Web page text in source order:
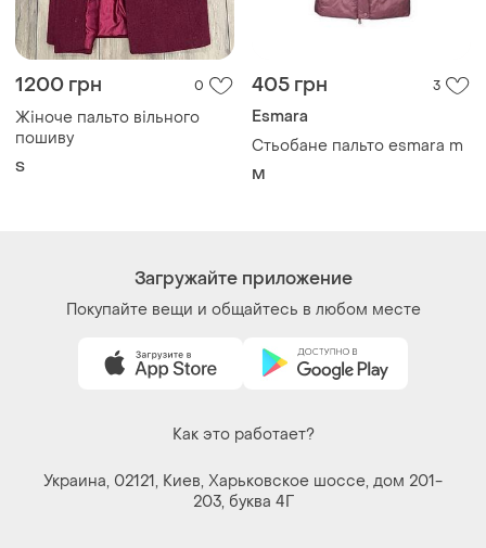
1200 грн 0
Жіноче пальто вільного
пошиву
S
405 грн 3
Esmara
Стьобане пальто esmara m
M
Загружайте приложение
Покупайте вещи и общайтесь в любом месте
Как это работает?
Украина, 02121, Киев, Харьковское шоссе, дом 201-
203, буква 4Г